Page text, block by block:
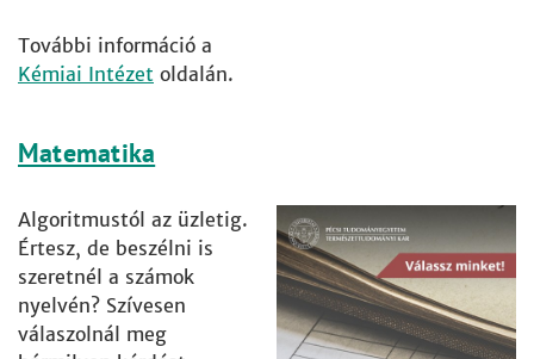
További információ a
Kémiai Intézet oldalán.
Matematika
Algoritmustól az üzletig.
Értesz, de beszélni is
szeretnél a számok
nyelvén? Szívesen
válaszolnál meg